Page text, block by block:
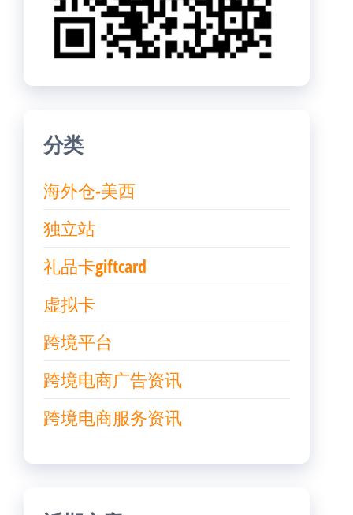
分类
海外仓-美西
独立站
礼品卡giftcard
虚拟卡
跨境平台
跨境电商广告资讯
跨境电商服务资讯